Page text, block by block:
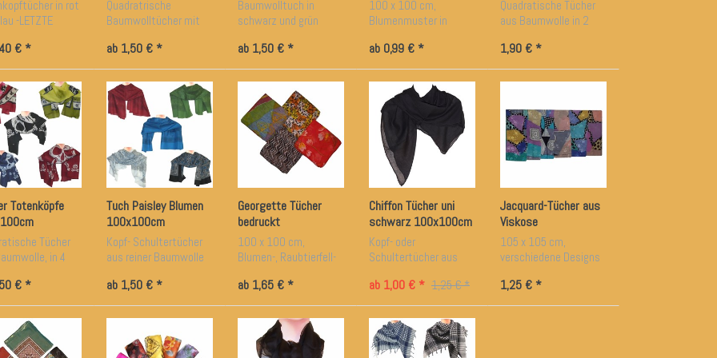
in rot
-LETZTE
€ *
Quadratrische
Baumwolltücher mit
ab 1,50 € *
Baumwolltuch in
schwarz und grün
ab 1,50 € *
100 x 100 cm,
Blumenmuster in
ab 0,99 € *
Quadratische Tücher
aus Baumwolle in 2
1,90 € *
Totenköpfe
Tücher
in 4
€ *
Tuch Paisley Blumen
100x100cm
Kopf- Schultertücher
aus reiner Baumwolle
ab 1,50 € *
Georgette Tücher
bedruckt
100 x 100 cm,
Blumen-, Raubtierfell-
Muster
ab 1,65 € *
Chiffon Tücher uni
schwarz 100x100cm
Kopf- oder
Schultertücher aus
ab 1,00 € * 1,25 € *
Jacquard-Tücher aus
Viskose
105 x 105 cm,
verschiedene Designs
1,25 € *